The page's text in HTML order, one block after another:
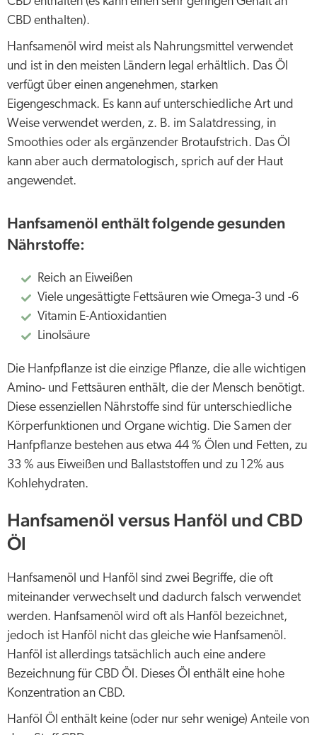
CBD enthalten).
Hanfsamenöl wird meist als Nahrungsmittel verwendet
und ist in den meisten Ländern legal erhältlich. Das Öl
verfügt über einen angenehmen, starken
Eigengeschmack. Es kann auf unterschiedliche Art und
Weise verwendet werden, z. B. im Salatdressing, in
Smoothies oder als ergänzender Brotaufstrich. Das Öl
kann aber auch dermatologisch, sprich auf der Haut
angewendet.
Hanfsamenöl enthält folgende gesunden
Nährstoffe:
Reich an Eiweißen
Viele ungesättigte Fettsäuren wie Omega-3 und -6
Vitamin E-Antioxidantien
Linolsäure
Die Hanfpflanze ist die einzige Pflanze, die alle wichtigen
Amino- und Fettsäuren enthält, die der Mensch benötigt.
Diese essenziellen Nährstoffe sind für unterschiedliche
Körperfunktionen und Organe wichtig. Die Samen der
Hanfpflanze bestehen aus etwa 44 % Ölen und Fetten, zu
33 % aus Eiweißen und Ballaststoffen und zu 12% aus
Kohlehydraten.
Hanfsamenöl versus Hanföl und CBD
Öl
Hanfsamenöl und Hanföl sind zwei Begriffe, die oft
miteinander verwechselt und dadurch falsch verwendet
werden. Hanfsamenöl wird oft als Hanföl bezeichnet,
jedoch ist Hanföl nicht das gleiche wie Hanfsamenöl.
Hanföl ist allerdings tatsächlich auch eine andere
Bezeichnung für CBD Öl. Dieses Öl enthält eine hohe
Konzentration an CBD.
Hanföl Öl enthält keine (oder nur sehr wenige) Anteile von